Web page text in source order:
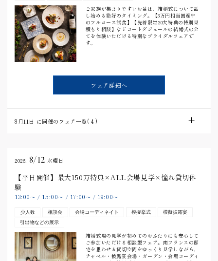
ご家族が集まりやすいお盆は、結婚式について話
し始める絶好のタイミング。【3万円相当国産牛
のフルコース試食】【先着限定20大特典の特別見
積もり相談】などコートダジュールの結婚式の全
てを体験いただける特別なブライダルフェアで
す。
フェア詳細へ
8月11日 に開催のフェア一覧(4)
2026. 8/12 水曜日
【平日開催】最大150万特典×ALL会場見学×憧れ貸切体
験
13:00 〜/ 15:00〜 / 17:00 〜/ 19:00〜
少人数 相談会 会場コーディネイト 模擬挙式
模擬披露宴
引出物などの展示
結婚式場の見学が初めてのおふたりにも安心して
ご参加いただける相談型フェア。南フランスの邸
宅を思わせる貸切空間をゆっくり見学しながら、
チャペル・披露宴会場・ガーデン・会場コーディ